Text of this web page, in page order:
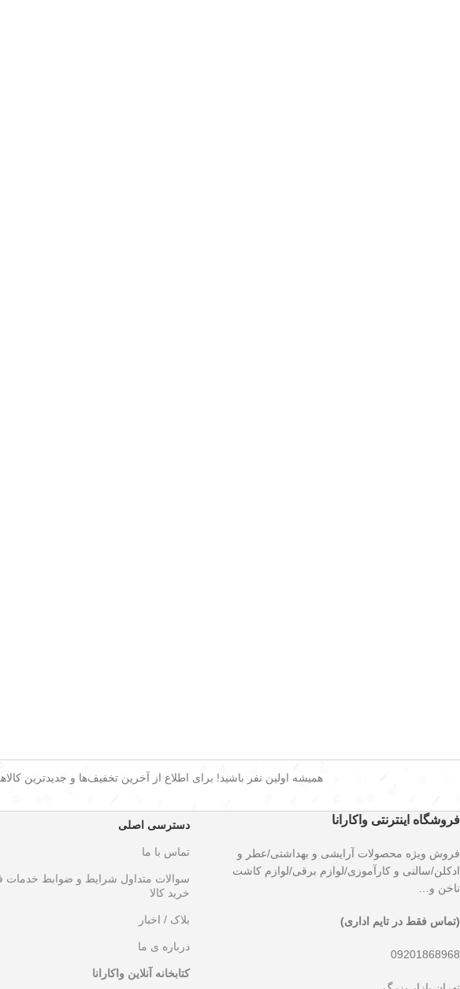
همیشه اولین نفر باشید! برای اطلاع از آخرین تخفیف‌ها و جدیدترین کالاها
فروشگاه اینترنتی واکارانا
فروش ویژه محصولات آرایشی و بهداشتی/عطر و
ادکلن/سالنی و کارآموزی/لوازم برقی/لوازم کاشت
ناخن و…
(تماس فقط در تایم اداری)
09201868968
دسترسی اصلی
تماس با ما
سوالات متداول شرایط و ضوابط
خرید کالا
بلاک / اخبار
درباره ی ما
کتابخانه آنلاین واکارانا